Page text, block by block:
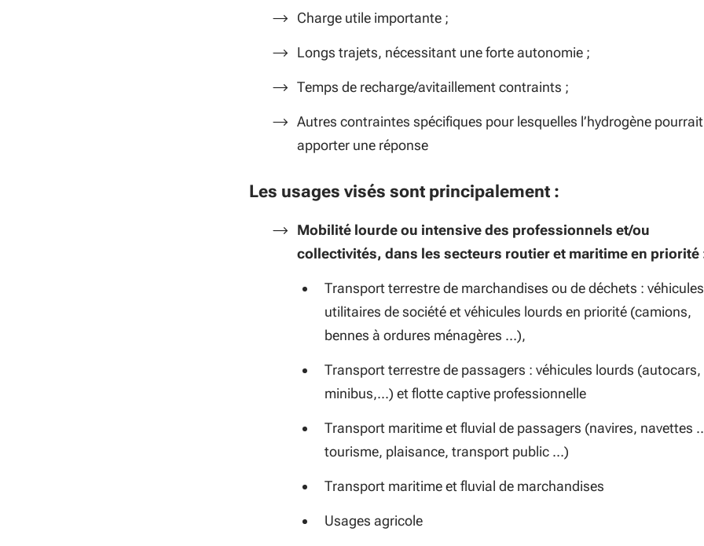
Charge utile importante ;
Longs trajets, nécessitant une forte autonomie ;
Temps de recharge/avitaillement contraints ;
Autres contraintes spécifiques pour lesquelles l’hydrogène pourrait
apporter une réponse
Les usages visés sont principalement :
Mobilité lourde ou intensive des professionnels et/ou
collectivités, dans les secteurs routier et maritime en priorité
Transport terrestre de marchandises ou de déchets : véhicules
utilitaires de société et véhicules lourds en priorité (camions,
bennes à ordures ménagères …),
Transport terrestre de passagers : véhicules lourds
minibus,...) et flotte captive professionnelle
Transport maritime et fluvial de passagers (navires, navettes
tourisme, plaisance, transport public …)
Transport maritime et fluvial de marchandises
Usages agricole